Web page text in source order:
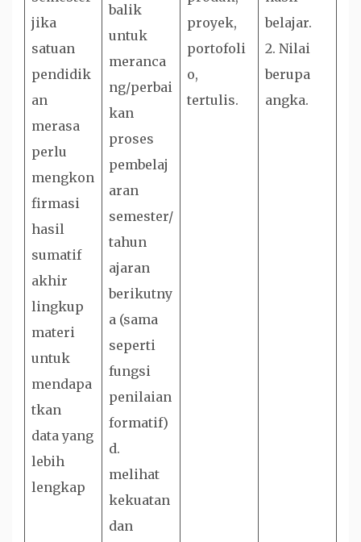
jika
satuan
pendidik
an
merasa
perlu
mengkon
firmasi
hasil
sumatif
akhir
lingkup
materi
untuk
mendapa
tkan
data yang
lebih
lengkap
balik
untuk
meranca
ng/perbai
kan
proses
pembelaj
aran
semester/
tahun
ajaran
berikutny
a (sama
seperti
fungsi
penilaian
formatif)
d.
melihat
kekuatan
dan
proyek,
portofoli
o,
tertulis.
belajar.
2. Nilai
berupa
angka.